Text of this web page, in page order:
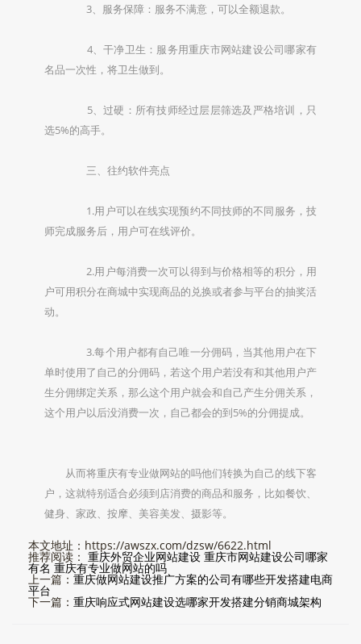
3、服务保障：服务不满意，可以全额退款。
4、干净卫生：服务用重庆市网站建设公司哪家有
名品一次性，将卫生做到。
5、过硬：所有技师经过层层筛选及严格培训，只
选5%的高手。
三、往约软件亮点
1.用户可以在线实现预约不同技师的不同服务，技
师完成服务后，用户可在线评价。
2.用户每消费一次可以得到与价格相等的积分，用
户可用积分在商城中实现商品的兑换或者参与平台的抽奖活
动。
3.每个用户都有自己唯一分佣码，当其他用户在下
单时使用了自己的分佣码，若这个用户若没有和其他用户产
生分佣绑定关系，那么这个用户就会和自己产生分佣关系，
这个用户以后没消费一次，自己都会的到5%的分佣提成。
从而将重庆有专业做网站的吗他们转换为自己的线下客
户，这就特别适合必须到店消费的商品和服务，比如餐饮、
健身、家政、按摩、美容美发、摄影等。
本文地址：https://awszx.com/dzsw/6622.html
推荐阅读： 重庆外贸企业网站建设 重庆市网站建设公司哪家
有名 重庆有专业做网站的吗
上一篇： 重庆做网站建设推广方案的公司有哪些开发搭建电商
平台
下一篇： 重庆响应式网站建设选哪家开发搭建分销商城架构